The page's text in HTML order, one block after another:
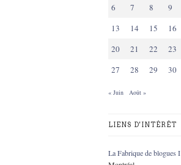
6
7 8 9
13
14 15 16
20
21 22 23
27
28 29 30
« Juin Août »
LIENS D'INTÉRÊT
La Fabrique de blogues I